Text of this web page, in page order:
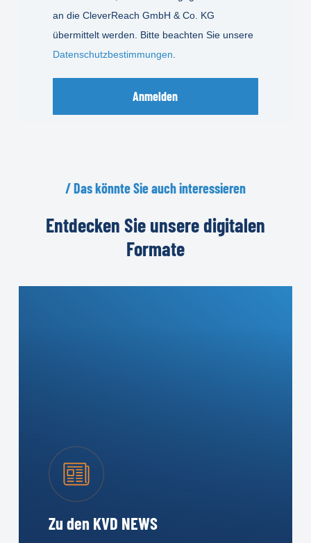
an die CleverReach GmbH & Co. KG
übermittelt werden. Bitte beachten Sie unsere
Datenschutzbestimmungen
Anmelden
/DaskönnteSieauchinteressieren
Entdecken Sie unseredigitalen
Formate
Zu den KVD NEWS